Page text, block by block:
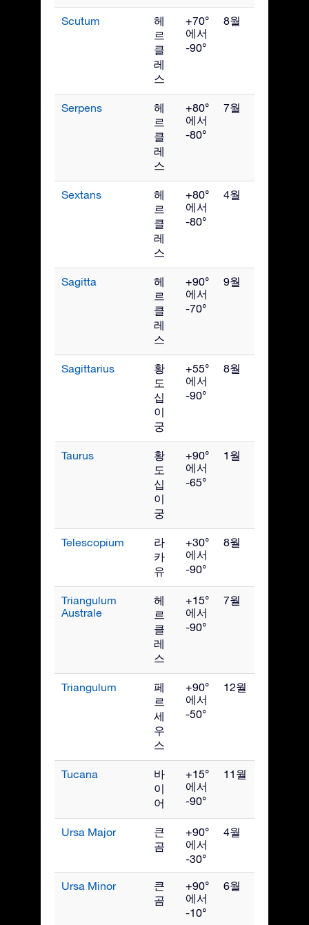
Scutum
헤
르
클
레
스
+70°
에서
-90°
8월
Serpens
헤
르
클
레
스
+80°
에서
-80°
7월
Sextans
헤
르
클
레
스
+80°
에서
-80°
4월
Sagitta
헤
르
클
레
스
+90°
에서
-70°
9월
Sagittarius
황
도
십
이
궁
+55°
에서
-90°
8월
Taurus
황
도
십
이
궁
+90°
에서
-65°
1월
Telescopium
라
카
유
+30°
에서
-90°
8월
Triangulum
Australe
헤
르
클
레
스
+15°
에서
-90°
7월
Triangulum
페
르
세
우
스
+90°
에서
-50°
12월
Tucana
바
이
어
+15°
에서
-90°
11월
Ursa Major
큰
곰
+90°
에서
-30°
4월
Ursa Minor
큰
곰
+90°
에서
-10°
6월